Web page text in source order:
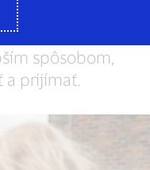
pozdvihnúť
spôsobom,
a prijímať.